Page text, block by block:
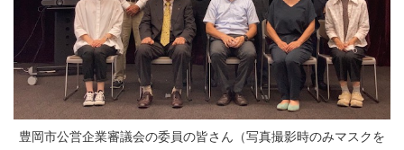
豊岡市公営企業審議会の委員の皆さん（写真撮影時のみマスクを